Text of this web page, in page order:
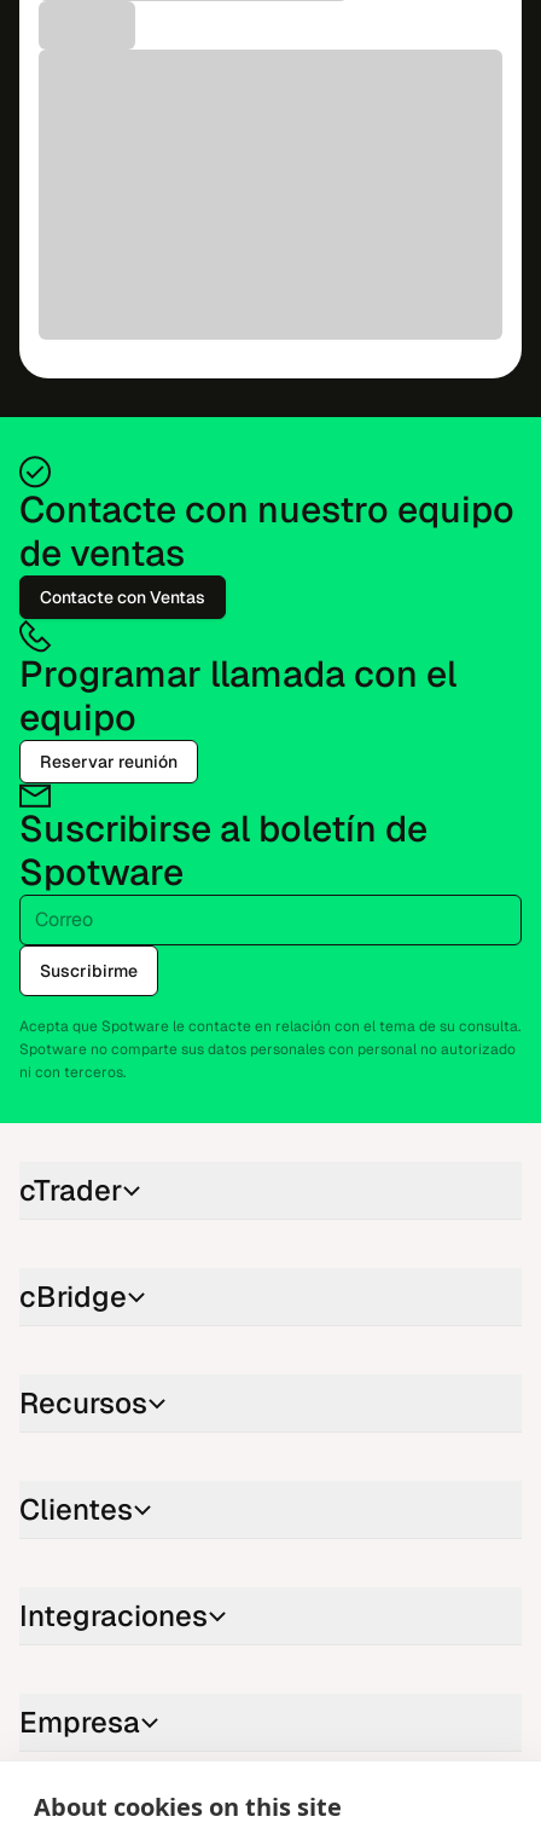
About cookies on this site
Contacte con nuestro equipo
de ventas
Contacte con Ventas
Programar llamada con el
equipo
Reservar reunión
Suscribirse al boletín de
Spotware
Correo
Suscribirme
Acepta que Spotware le contacte en relación con el tema de su consulta.
Spotware no comparte sus datos personales con personal no autorizado
ni con terceros.
cTrader
cBridge
Recursos
Clientes
Integraciones
Empresa